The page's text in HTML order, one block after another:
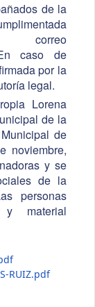
de la
caso de
por la
legal.
Lorena
de la
de
noviembre,
y se
de la
personas
y material
RUIZ.pdf